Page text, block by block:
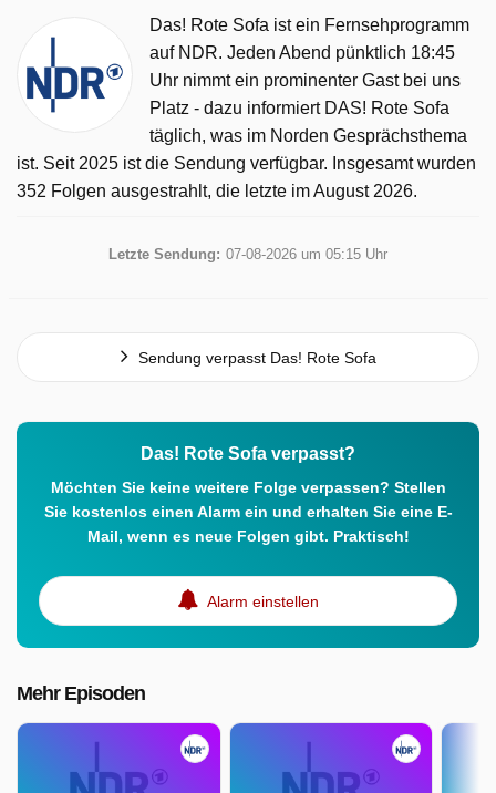
Das! Rote Sofa ist ein Fernsehprogramm
auf NDR. Jeden Abend pünktlich 18:45
Uhr nimmt ein prominenter Gast bei uns
Platz - dazu informiert DAS! Rote Sofa
täglich, was im Norden Gesprächsthema
ist. Seit 2025 ist die Sendung verfügbar. Insgesamt wurden
352 Folgen ausgestrahlt, die letzte im August 2026.
Letzte Sendung: 07-08-2026 um 05:15 Uhr
Sendung verpasst Das! Rote Sofa
Das! Rote Sofa verpasst?
Möchten Sie keine weitere Folge verpassen? Stellen
Sie kostenlos einen Alarm ein und erhalten Sie eine E-
Mail, wenn es neue Folgen gibt. Praktisch!
Alarm einstellen
Mehr Episoden